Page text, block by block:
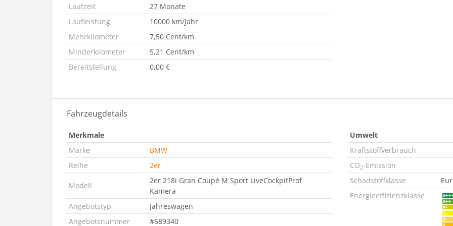
Laufzeit
27 Monate
Laufleistung
10000 km/Jahr
Mehrkilometer
7,50 Cent/km
Minderkilometer
5,21 Cent/km
Bereitstellung
0,00 €
Fahrzeugdetails
Merkmale
Marke
BMW
Reihe
2er
Modell
2er 218i Gran Coupé M Sport LiveCockpitProf
Kamera
Angebotstyp
Jahreswagen
Angebotsnummer
#589340
Umwelt
Kraftstoffverbrauch
CO2-Emission
Schadstoffklasse
Energieeffizienzklasse